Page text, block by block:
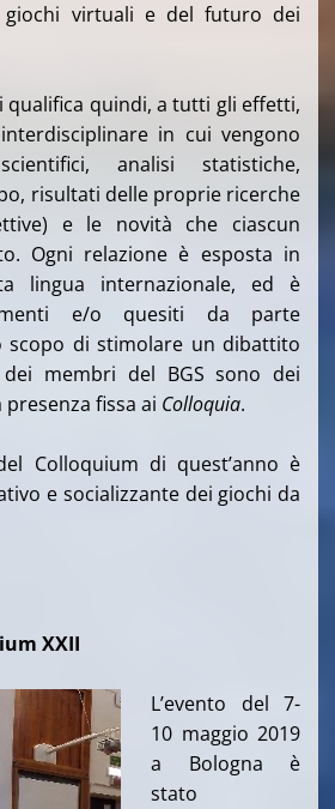
virtuali e del futuro dei
qualifica quindi, a tutti gli effetti,
in cui vengono
analisi statistiche,
risultati delle proprie ricerche
e le novità che ciascun
Ogni relazione è esposta in
lingua internazionale, ed è
e/o quesiti da parte
scopo di stimolare un dibattito
membri del BGS sono dei
fissa ai Colloquia.
Colloquium di quest’anno è
e socializzante dei giochi da
XXII
L’evento del 7-
10 maggio 2019
a Bologna è
stato